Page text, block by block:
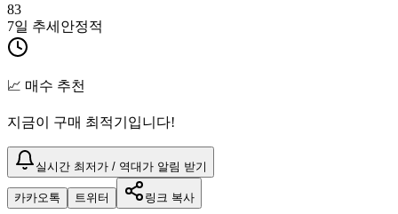
83
7일 추세 안정적
📈 매수 추천
지금이 구매 최적기입니다!
실시간 최저가 / 역대가 알림 받기
카카오톡 트위터 링크 복사